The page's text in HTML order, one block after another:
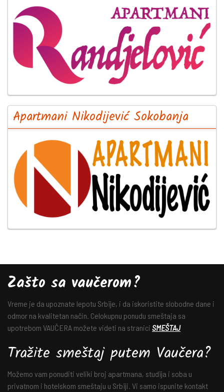
Apartmani Nikodijević Sokobanja
Zašto sa vaučerom?
Vreme je da upoznate lepotu Srbije, i da iskoristite slobodne dane i
odmor na kvalitetan način. Celokupnu ponudu smeštaja sa
upotrebom VAUČERA možete videti na stranici SMEŠTAJ
Tražite smeštaj putem Vaučera?
Možemo vam ponuditi veliki broj apartmana, studija i soba u
privatnom i hotelskom smeštaju u Srbiji. Vi samo ispunite kontakt